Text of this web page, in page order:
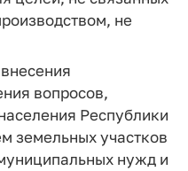
не
вопросов,
Республики
земельных участков
нужд и